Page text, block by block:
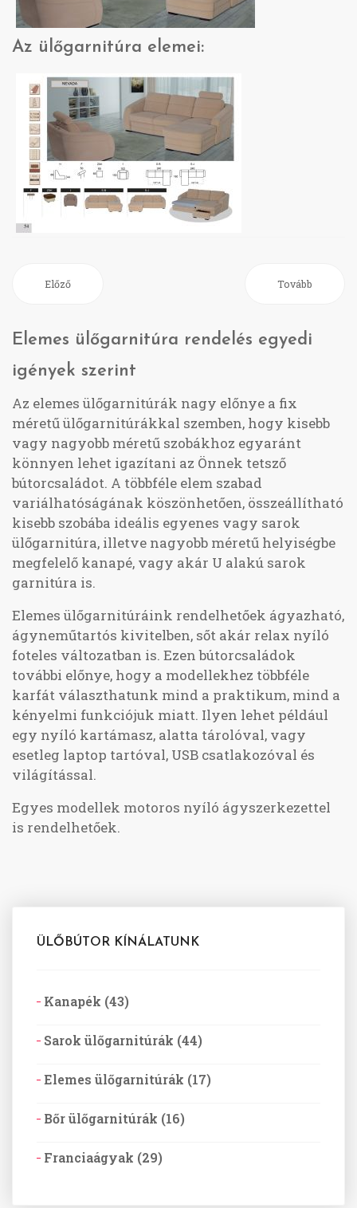
Az ülőgarnitúra elemei:
Előző Tovább
Elemes ülőgarnitúra rendelés egyedi
igények szerint
Az elemes ülőgarnitúrák nagy előnye a fix
méretű ülőgarnitúrákkal szemben, hogy kisebb
vagy nagyobb méretű szobákhoz egyaránt
könnyen lehet igazítani az Önnek tetsző
bútorcsaládot. A többféle elem szabad
variálhatóságának köszönhetően, összeállítható
kisebb szobába ideális egyenes vagy sarok
ülőgarnitúra, illetve nagyobb méretű helyiségbe
megfelelő kanapé, vagy akár U alakú sarok
garnitúra is.
Elemes ülőgarnitúráink rendelhetőek ágyazható,
ágyneműtartós kivitelben, sőt akár relax nyíló
foteles változatban is. Ezen bútorcsaládok
további előnye, hogy a modellekhez többféle
karfát választhatunk mind a praktikum, mind a
kényelmi funkciójuk miatt. Ilyen lehet például
egy nyíló kartámasz, alatta tárolóval, vagy
esetleg laptop tartóval, USB csatlakozóval és
világítással.
Egyes modellek motoros nyíló ágyszerkezettel
is rendelhetőek.
ÜLŐBÚTOR KÍNÁLATUNK
Kanapék (43)
Sarok ülőgarnitúrák (44)
Elemes ülőgarnitúrák (17)
Bőr ülőgarnitúrák (16)
Franciaágyak (29)